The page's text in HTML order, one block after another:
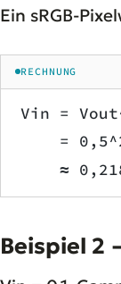
Ein sRGB-
RECHNUNG
Vin =
=
≈
Beispiel 2